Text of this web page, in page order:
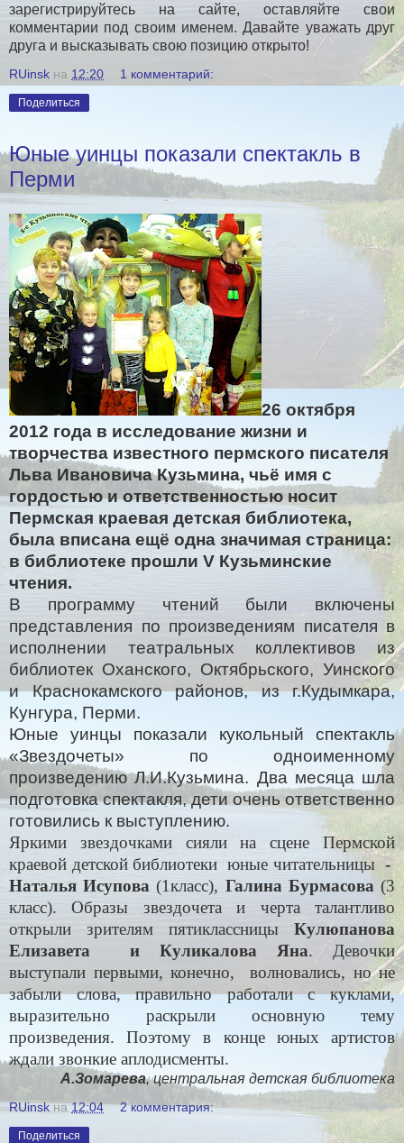
зарегистрируйтесь на сайте, оставляйте свои
комментарии под своим именем. Давайте уважать друг
друга и высказывать свою позицию открыто!
RUinsk на 12:20 1 комментарий:
Поделиться
Юные уинцы показали спектакль в
Перми
26 октября
2012 года в исследование жизни и
творчества известного пермского писателя
Льва Ивановича Кузьмина, чьё имя с
гордостью и ответственностью носит
Пермская краевая детская библиотека,
была вписана ещё одна значимая страница:
в библиотеке прошли V Кузьминские
чтения.
В программу чтений были включены
представления по произведениям писателя в
исполнении театральных коллективов из
библиотек Оханского, Октябрьского, Уинского
и Краснокамского районов, из г.Кудымкара,
Кунгура, Перми.
Юные уинцы показали кукольный спектакль
«Звездочеты» по одноименному
произведению Л.И.Кузьмина. Два месяца шла
подготовка спектакля, дети очень ответственно
готовились к выступлению.
Яркими звездочками сияли на сцене Пермской
краевой детской библиотеки юные читательницы-
Наталья Исупова(1класс), Галина Бурмасова(3
класс). Образы звездочета и черта талантливо
открыли зрителям пятиклассницы Кулюпанова
Елизавета
и Куликалова Яна. Девочки
выступали первыми, конечно,
волновались, но не
забыли слова, правильно работали с куклами,
выразительно раскрыли основную тему
произведения. Поэтому в конце юных артистов
ждали звонкие аплодисменты.
А.Зомарева, центральная детская библиотека
RUinsk на12:04 2 комментария:
Поделиться